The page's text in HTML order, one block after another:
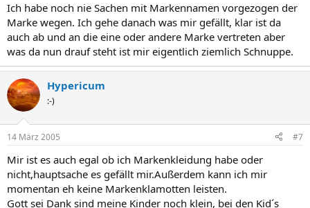
Ich habe noch nie Sachen mit Markennamen vorgezogen der
Marke wegen. Ich gehe danach was mir gefällt, klar ist da
auch ab und an die eine oder andere Marke vertreten aber
was da nun drauf steht ist mir eigentlich ziemlich Schnuppe.
Hypericum
:-)
14 März 2005 #7
Mir ist es auch egal ob ich Markenkleidung habe oder
nicht,hauptsache es gefällt mir.Außerdem kann ich mir
momentan eh keine Markenklamotten leisten.
Gott sei Dank sind meine Kinder noch klein, bei den Kid´s